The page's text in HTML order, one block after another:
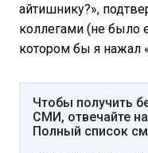
айтишнику?»,
коллегами (не было
котором бы я нажал
Чтобы получить
СМИ, отвечайте
Полный список